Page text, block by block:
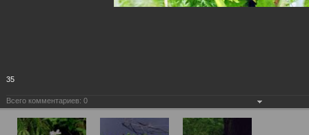
35
Всего комментариев: 0